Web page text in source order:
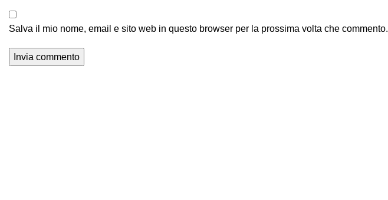
Salva il mio nome, email e sito web in questo browser per la prossima volta che commento.